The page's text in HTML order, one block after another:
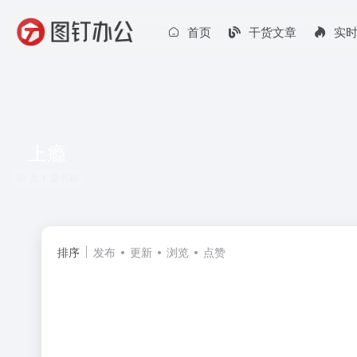
首页 干货文章 实
排序 发布 更新 浏览 点赞